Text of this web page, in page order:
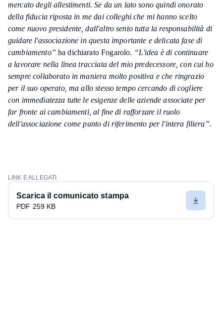
mercato degli allestimenti. Se da un lato sono quindi onorato
della fiducia riposta in me dai colleghi che mi hanno scelto
come nuovo presidente, dall'altro sento tutta la responsabilità di
guidare l'associazione in questa importante e delicata fase di
cambiamento” ha dichiarato Fogarolo. “L'idea è di continuare
a lavorare nella linea tracciata del mio predecessore, con cui ho
sempre collaborato in maniera molto positiva e che ringrazio
per il suo operato, ma allo stesso tempo cercando di cogliere
con immediatezza tutte le esigenze delle aziende associate per
far fronte ai cambiamenti, al fine di rafforzare il ruolo
dell'associazione come punto di riferimento per l'intera filiera”.
LINK E ALLEGATI
Scarica il comunicato stampa
PDF 259 KB